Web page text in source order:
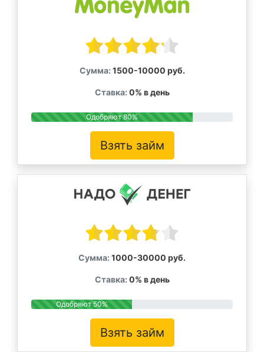
Сумма: 1500-10000 руб.
Ставка: 0% в день
Одобряют 80%
Взять займ
Сумма: 1000-30000 руб.
Ставка: 0% в день
Одобряют 50%
Взять займ